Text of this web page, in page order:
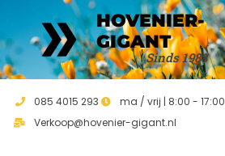
HOVENIER-
GIGANT
Sinds 1988
085 4015 293
ma / vrij | 8:00 - 17:00
Verkoop@hovenier-gigant.nl